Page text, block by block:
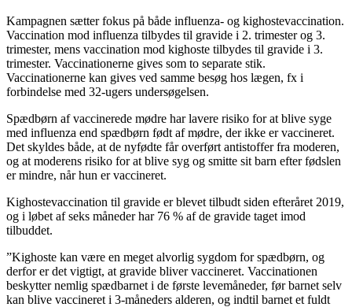
Kampagnen sætter fokus på både influenza- og kighostevaccination.
Vaccination mod influenza tilbydes til gravide i 2. trimester og 3.
trimester, mens vaccination mod kighoste tilbydes til gravide i 3.
trimester. Vaccinationerne gives som to separate stik.
Vaccinationerne kan gives ved samme besøg hos lægen, fx i
forbindelse med 32-ugers undersøgelsen.
Spædbørn af vaccinerede mødre har lavere risiko for at blive syge
med influenza end spædbørn født af mødre, der ikke er vaccineret.
Det skyldes både, at de nyfødte får overført antistoffer fra moderen,
og at moderens risiko for at blive syg og smitte sit barn efter fødslen
er mindre, når hun er vaccineret.
Kighostevaccination til gravide er blevet tilbudt siden efteråret 2019,
og i løbet af seks måneder har 76 % af de gravide taget imod
tilbuddet.
”Kighoste kan være en meget alvorlig sygdom for spædbørn, og
derfor er det vigtigt, at gravide bliver vaccineret. Vaccinationen
beskytter nemlig spædbarnet i de første levemåneder, før barnet selv
kan blive vaccineret i 3-måneders alderen, og indtil barnet et fuldt